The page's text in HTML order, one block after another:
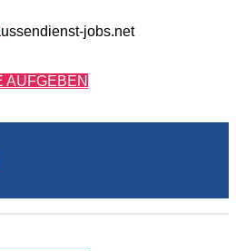
jobs.net
AUFGEBEN